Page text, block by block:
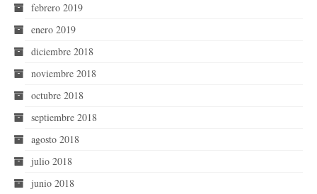
febrero 2019
enero 2019
diciembre 2018
noviembre 2018
octubre 2018
septiembre 2018
agosto 2018
julio 2018
junio 2018